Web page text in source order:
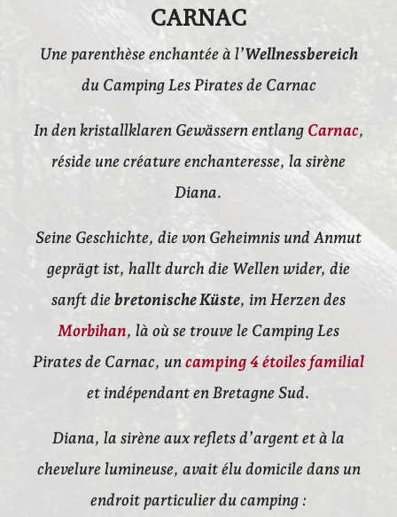
CARNAC
Une parenthèse enchantée à l’Wellnessbereich
du Camping Les Pirates de Carnac
In den kristallklaren Gewässern entlang Carnac,
réside une créature enchanteresse, la sirène
Diana.
Seine Geschichte, die von Geheimnis und Anmut
geprägt ist, hallt durch die Wellen wider, die
sanft diebretonische Küste, im Herzen des
Morbihan, là où se trouve le Camping Les
Pirates de Carnac, uncamping 4 étoiles familial
et indépendant en Bretagne Sud.
Diana, la sirène aux reflets d’argent et à la
chevelure lumineuse, avait élu domicile dans un
endroit particulier du camping :